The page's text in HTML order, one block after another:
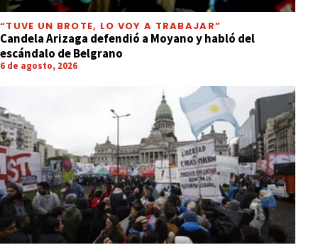
“TUVE UN BROTE, LO VOY A TRABAJAR”
Candela Arizaga defendió a Moyano y habló del
escándalo de Belgrano
6 de agosto, 2026